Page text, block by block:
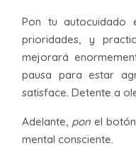
Pon tu
prioridades, y
mejorará
pausa para estar
satisface. Detente a
Adelante, pon el
mental consciente.